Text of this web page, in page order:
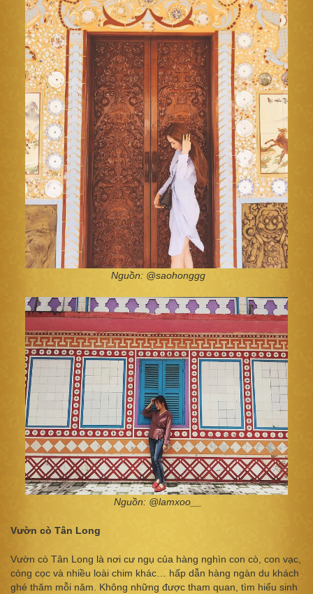
Nguồn: @saohonggg
Nguồn: @lamxoo__
Vườn cò Tân Long
Vườn cò Tân Long là nơi cư ngụ của hàng nghìn con cò, con vạc,
còng cọc và nhiều loài chim khác… hấp dẫn hàng ngàn du khách
ghé thăm mỗi năm. Không những được tham quan, tìm hiểu sinh